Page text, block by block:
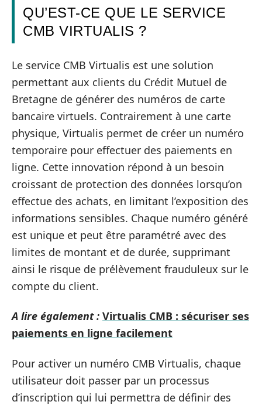
QU’EST-CE QUE LE SERVICE
CMB VIRTUALIS ?
Le service CMB Virtualis est une solution
permettant aux clients du Crédit Mutuel de
Bretagne de générer des numéros de carte
bancaire virtuels. Contrairement à une carte
physique, Virtualis permet de créer un numéro
temporaire pour effectuer des paiements en
ligne. Cette innovation répond à un besoin
croissant de protection des données lorsqu’on
effectue des achats, en limitant l’exposition des
informations sensibles. Chaque numéro généré
est unique et peut être paramétré avec des
limites de montant et de durée, supprimant
ainsi le risque de prélèvement frauduleux sur le
compte du client.
A lire également : Virtualis CMB : sécuriser ses
paiements en ligne facilement
Pour activer un numéro CMB Virtualis, chaque
utilisateur doit passer par un processus
d’inscription qui lui permettra de définir des